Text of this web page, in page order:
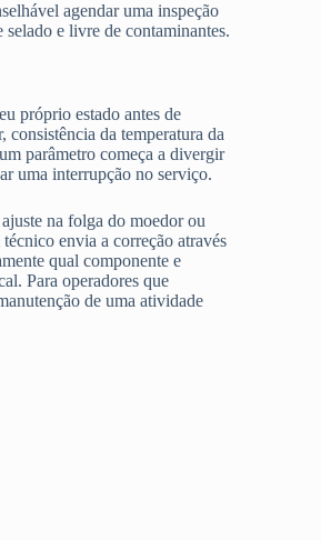
agendar uma inspeção
selado e livre de contaminantes.
próprio estado antes de
da temperatura da
parâmetro começa a divergir
uma interrupção no serviço.
na folga do moedor ou
envia a correção através
qual componente e
Para operadores que
de uma atividade